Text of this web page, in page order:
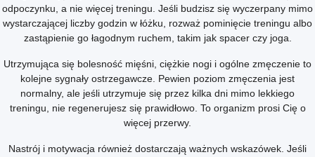
odpoczynku, a nie więcej treningu. Jeśli budzisz się wyczerpany mimo
wystarczającej liczby godzin w łóżku, rozważ pominięcie treningu albo
zastąpienie go łagodnym ruchem, takim jak spacer czy joga.
Utrzymująca się bolesność mięśni, ciężkie nogi i ogólne zmęczenie to
kolejne sygnały ostrzegawcze. Pewien poziom zmęczenia jest
normalny, ale jeśli utrzymuje się przez kilka dni mimo lekkiego
treningu, nie regenerujesz się prawidłowo. To organizm prosi Cię o
więcej przerwy.
Nastrój i motywacja również dostarczają ważnych wskazówek. Jeśli